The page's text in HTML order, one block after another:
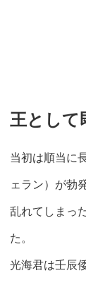
王として
当初は順当に
ェラン）が勃
乱れてしまっ
た。
光海君は壬辰